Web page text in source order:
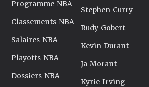
Programme NBA
Classements NBA
Salaires NBA
Playoffs NBA
Dossiers NBA
Stephen Curry
Rudy Gobert
Kevin Durant
Ja Morant
Kyrie Irving